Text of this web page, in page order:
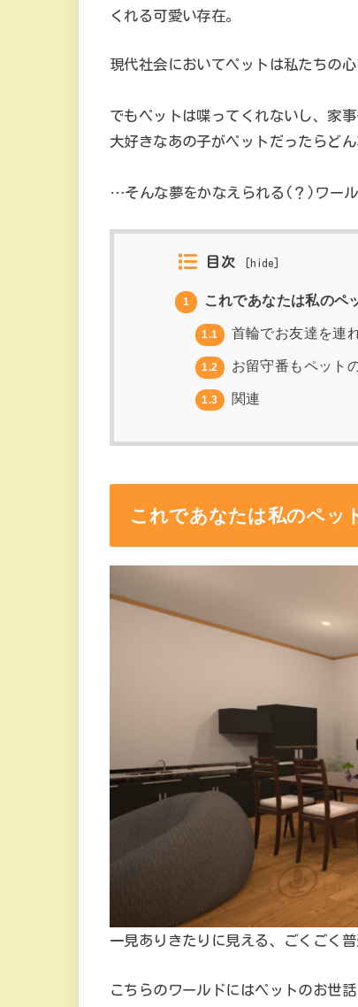
くれる可愛い存在。
現代社会においてペットは私たちの
でもペットは喋ってくれないし、家
大好きなあの子がペットだったらどん
…そんな夢をかなえられる(？)ワール
目次 [ hide ]
1 これであなたは私のペ
1.1 首輪でお友達を連
1.2 お留守番もペット
1.3 関連
これであなたは私のペッ
一見ありきたりに見える、ごくごく
こちらのワールドにはペットのお世